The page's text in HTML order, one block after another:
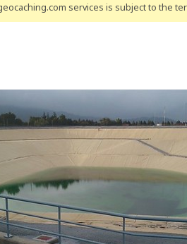
services is subject to the